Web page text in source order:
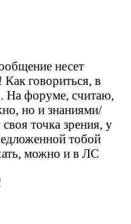
несет
говориться, в
На форуме, считаю,
но и знаниями/
точка зрения, у
тобой
можно и в ЛС